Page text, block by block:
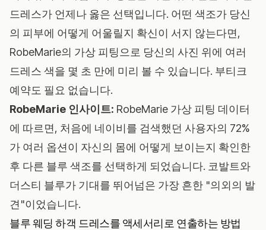
드레스가 언제나 옳은 선택입니다. 어떤 색조가 당신
의 피부에 어떻게 어울릴지 확신이 서지 않는다면,
RobeMarie의 가상 피팅 으로 당신의 사진 위에 여러
드레스 색을 몇 초 만에 미리 볼 수 있습니다. 부티크
예약도 필요 없습니다.
RobeMarie 인사이트: RobeMarie 가상 피팅 데이터
에 따르면, 처음에 네이비를 검색했던 사용자의 72%
가 여러 옵션이 자신의 몸에 어떻게 보이는지 확인한
후 다른 블루 색조를 선택하게 되었습니다. 코발트와
더스티 블루가 기대를 뛰어넘은 가장 흔한 "의외의 발
견"이었습니다.
블루 웨딩 하객 드레스를 액세서리로 연출하는 방법